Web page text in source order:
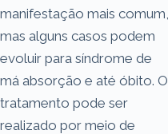
manifestação mais comum,
mas alguns casos podem
evoluir para síndrome de
má absorção e até óbito. O
tratamento pode ser
realizado por meio de